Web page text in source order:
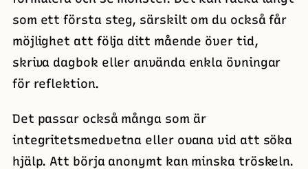
som ett första steg, särskilt om du också får
möjlighet att följa ditt mående över tid,
skriva dagbok eller använda enkla övningar
för reflektion.
Det passar också många som är
integritetsmedvetna eller ovana vid att söka
hjälp. Att börja anonymt kan minska tröskeln.